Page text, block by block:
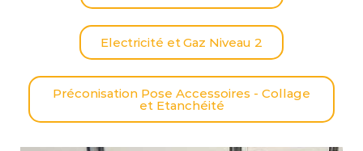
Electricité et Gaz Niveau 2
Préconisation Pose Accessoires - Collage
et Etanchéité